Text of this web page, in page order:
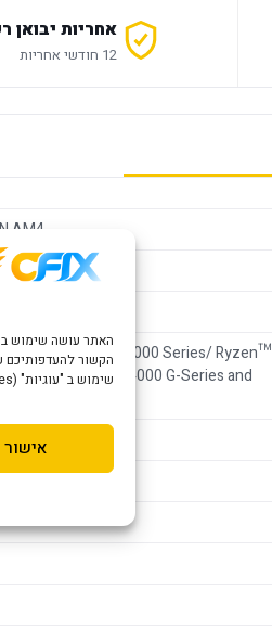
הקשור להעדפותיכם
שימוש ב "עוגיות" (Cookies) שלה ושל צדדים שלישיים. מידע נוסף ניתן למצוא ב
אישור
אחריות יבואן
12 חודשי אחריות
AM4
B550
AMD Ryzen™ 5000 Series/ Ryzen™
Series/ Ryzen™ 4000 G-Series and